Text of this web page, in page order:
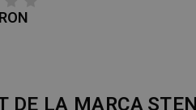
88,98 RON
DE LA MARCA